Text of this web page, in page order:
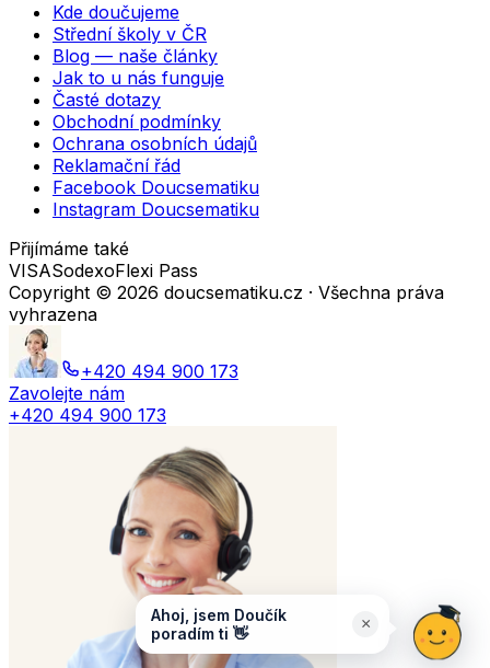
Kde doučujeme
Střední školy v ČR
Blog — naše články
Jak to u nás funguje
Časté dotazy
Obchodní podmínky
Ochrana osobních údajů
Reklamační řád
Facebook Doucsematiku
Instagram Doucsematiku
Přijímáme také
VISASodexoFlexi Pass
Copyright © 2026 doucsematiku.cz · Všechna práva
vyhrazena
+420 494 900 173
Zavolejte nám
+420 494 900 173
Ahoj, jsem Doučík
poradím ti 👋
×